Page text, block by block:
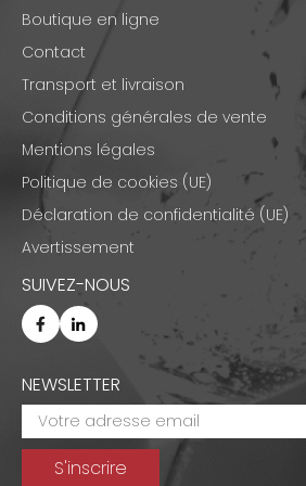
Boutique en ligne
Contact
Transport et livraison
Conditions générales de vente
Mentions légales
Politique de cookies (UE)
Déclaration de confidentialité (UE)
Avertissement
SUIVEZ-NOUS
NEWSLETTER